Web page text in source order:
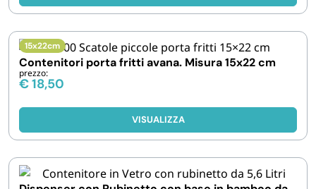
15x22cm
Contenitori porta fritti avana. Misura 15x22 cm
prezzo:
€18,50
VISUALIZZA